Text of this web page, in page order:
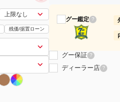
残価/据置ローン
グー鑑定 ?
グー保証 ?
ディーラー店 ?